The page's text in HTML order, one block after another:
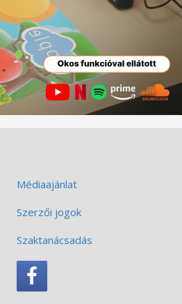
Médiaajánlat
Szerzői jogok
Szaktanácsadás